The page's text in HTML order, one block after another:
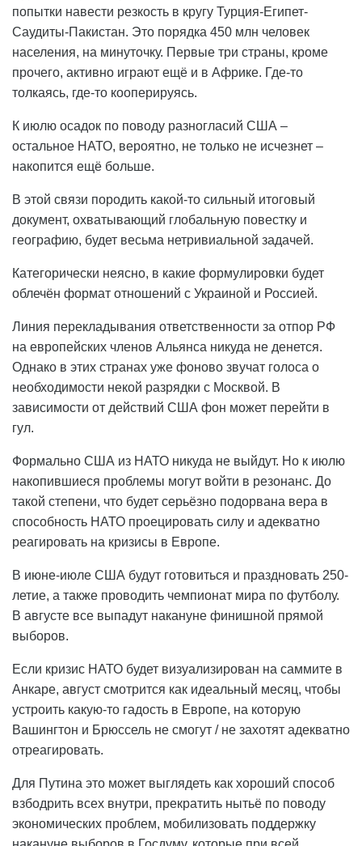
попытки навести резкость в кругу Турция-Египет-
Саудиты-Пакистан. Это порядка 450 млн человек
населения, на минуточку. Первые три страны, кроме
прочего, активно играют ещё и в Африке. Где-то
толкаясь, где-то кооперируясь.
К июлю осадок по поводу разногласий США –
остальное НАТО, вероятно, не только не исчезнет –
накопится ещё больше.
В этой связи породить какой-то сильный итоговый
документ, охватывающий глобальную повестку и
географию, будет весьма нетривиальной задачей.
Категорически неясно, в какие формулировки будет
облечён формат отношений с Украиной и Россией.
Линия перекладывания ответственности за отпор РФ
на европейских членов Альянса никуда не денется.
Однако в этих странах уже фоново звучат голоса о
необходимости некой разрядки с Москвой. В
зависимости от действий США фон может перейти в
гул.
Формально США из НАТО никуда не выйдут. Но к июлю
накопившиеся проблемы могут войти в резонанс. До
такой степени, что будет серьёзно подорвана вера в
способность НАТО проецировать силу и адекватно
реагировать на кризисы в Европе.
В июне-июле США будут готовиться и праздновать 250-
летие, а также проводить чемпионат мира по футболу.
В августе все выпадут накануне финишной прямой
выборов.
Если кризис НАТО будет визуализирован на саммите в
Анкаре, август смотрится как идеальный месяц, чтобы
устроить какую-то гадость в Европе, на которую
Вашингтон и Брюссель не смогут / не захотят адекватно
отреагировать.
Для Путина это может выглядеть как хороший способ
взбодрить всех внутри, прекратить нытьё по поводу
экономических проблем, мобилизовать поддержку